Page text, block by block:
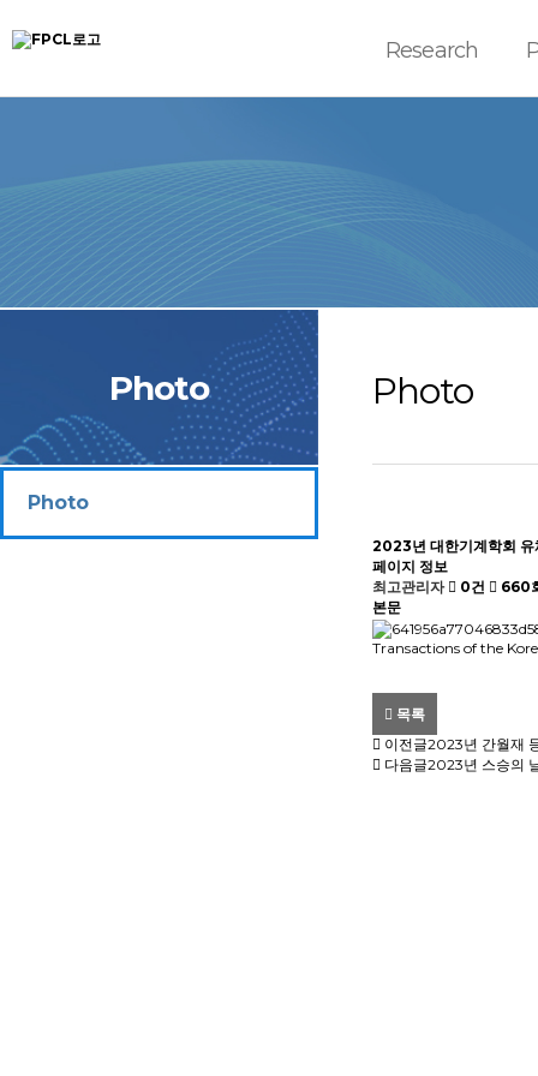
Research
Photo
Photo
Photo
2023년 대한기계학회 유
페이지 정보
최고관리자
0건
660
본문
Transactions of the
목록
이전글2023년 간월재
다음글2023년 스승의